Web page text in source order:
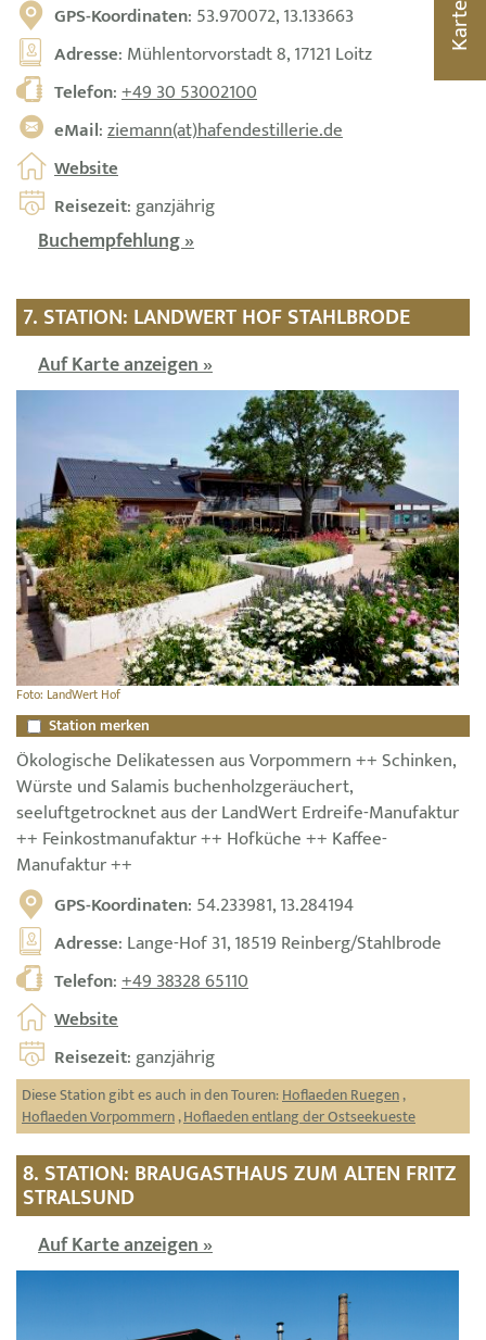
GPS-Koordinaten: 53.970072, 13.133663
Adresse: Mühlentorvorstadt 8, 17121 Loitz
Telefon:+49 30 53002100
eMail:ziemann(at)hafendestillerie.de
Website
Reisezeit: ganzjährig
Buchempfehlung »
7. STATION: LANDWERT HOF STAHLBRODE
Auf Karte anzeigen »
Foto: LandWert Hof
Station merken
Ökologische Delikatessen aus Vorpommern ++ Schinken,
Würste und Salamis buchenholzgeräuchert,
seeluftgetrocknet aus der LandWert Erdreife-Manufaktur
++ Feinkostmanufaktur ++ Hofküche ++ Kaffee-
Manufaktur ++
GPS-Koordinaten: 54.233981, 13.284194
Adresse: Lange-Hof 31, 18519 Reinberg/Stahlbrode
Telefon:+49 38328 65110
Website
Reisezeit: ganzjährig
Diese Station gibt es auch in den Touren:Hoflaeden Ruegen,
Hoflaeden Vorpommern,Hoflaeden entlang der Ostseekueste
8. STATION: BRAUGASTHAUS ZUM ALTEN FRITZ
STRALSUND
Auf Karte anzeigen »
Karte